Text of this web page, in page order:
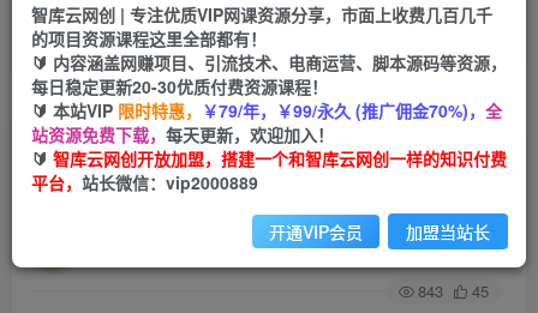
网赚网创 项目
365天稳定跟新
APP下载
GO
首页 创业课程 会员免费 正文
推文全新玩法，作品连爆！无需剪辑，轻松日入
300+，有手必赚【揭秘】
关注 私信
843 45
智库云网创 | 专注优质VIP网课资源分享，市面上收费几百几千
的项目资源课程这里全部都有！
🔰 内容涵盖网赚项目、引流技术、电商运营、脚本源码等资源，
每日稳定更新20-30优质付费资源课程！
🔰 本站VIP 限时特惠， ￥79/年，￥99/永久 (推广佣金70%)， 全
站资源免费下载， 每天更新，欢迎加入！
🔰 智库云网创开放加盟，搭建一个和智库云网创一样的知识付费
平台， 站长微信：vip2000889
开通VIP会员 加盟当站长